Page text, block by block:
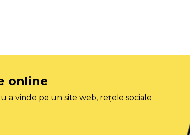
online
a vinde pe un site web, rețele sociale